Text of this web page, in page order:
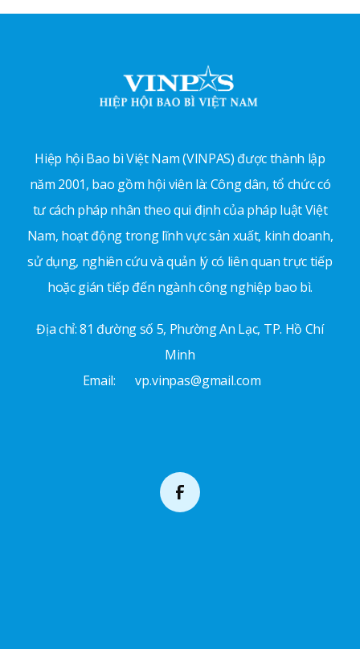
Hiệp hội Bao bì Việt Nam (VINPAS) được thành lập
năm 2001, bao gồm hội viên là: Công dân, tổ chức có
tư cách pháp nhân theo qui định của pháp luật Việt
Nam, hoạt động trong lĩnh vực sản xuất, kinh doanh,
sử dụng, nghiên cứu và quản lý có liên quan trực tiếp
hoặc gián tiếp đến ngành công nghiệp bao bì.
Địa chỉ: 81 đường số 5, Phường An Lạc, TP. Hồ Chí
Minh
Email:
vp.vinpas@gmail.com